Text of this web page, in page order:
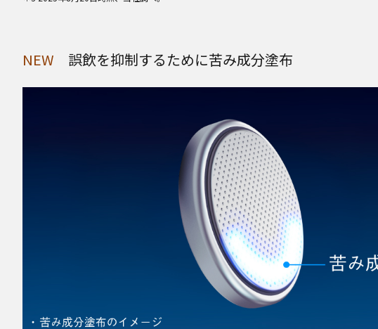
NEW 誤飲を抑制するために苦み成分塗布